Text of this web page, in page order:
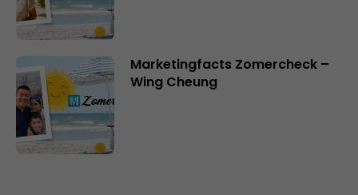
Marketingfacts Zomercheck –
Wing Cheung